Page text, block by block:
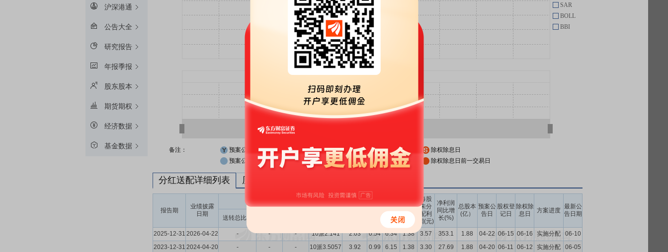
沪深港通
公告大全
研究报告
年报季报
股东股本
期货期权
经济数据
基金数据
SAR
BOLL
BBI
备注： 预案公布日 股权登记日
除权除息日
预案公布日前一交易日
股权登记日前一交易日 除权除息日前一交易日
分红送配详细列表 历次分红派息与涨跌幅表现
报告期
业绩披露
日期
送转股份
每股
每股
净资
产(元)
每股
公积
金(元)
每股
未分
配利
润(元)
净利润
同比增
长(%)
总股本
(亿）
预案公
告日
股权登
记日
除权除
息日
方案进度
最新公
告日期
送转总比例
2025-12-31 2026-04-22 - - - 10派2.141 2.03 0.54 6.34 1.38 3.57 353.1 1.88 04-22 06-15 06-16 实施分配
06-10
2023-12-31 2024-04-20 - - - 10派3.5057 3.92 0.99 6.15 1.38 3.30 27.69 1.88 04-20 06-11 06-12 实施分配
06-05